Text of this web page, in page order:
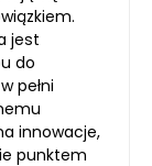
jest
do
pełni
innowacje,
punktem